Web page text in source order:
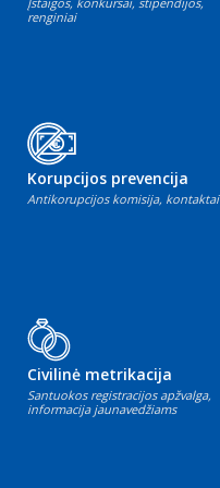
renginiai
Korupcijos prevencija
Antikorupcijos komisija, kontaktai
Civilinė metrikacija
Santuokos registracijos apžvalga,
informacija jaunavedžiams